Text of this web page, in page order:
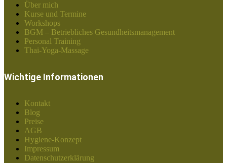
Über mich
Kurse und Termine
Workshops
BGM – Betriebliches Gesundheitsmanagement
Personal Training
Thai-Yoga-Massage
Wichtige Informationen
Kontakt
Blog
Preise
AGB
Hygiene-Konzept
Impressum
Datenschutzerklärung